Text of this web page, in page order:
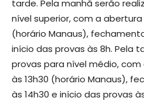
tarde. Pela manhã serão
nível superior, com a
(horário Manaus),
início das provas às 8h. Pela
provas para nível médio,
às 13h30 (horário Manaus),
às 14h30 e início das provas